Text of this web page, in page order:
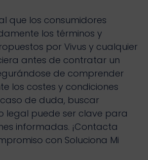
que los consumidores
los términos y
por Vivus y cualquier
antes de contratar un
de comprender
los costes y condiciones
de duda, buscar
legal puede ser clave para
informadas. ¡Contacta
con Soluciona Mi